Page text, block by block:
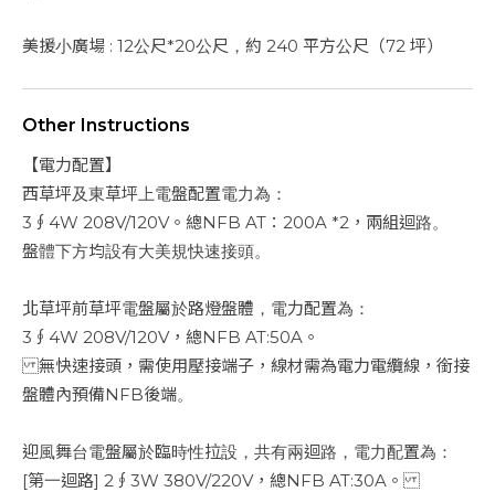
美援小廣場 : 12公尺*20公尺，約 240 平方公尺（72 坪）
Other Instructions
【電力配置】
西草坪及東草坪上電盤配置電力為：
3∮4W 208V/120V。總NFB AT：200A *2，兩組迴路。
盤體下方均設有大美規快速接頭。
北草坪前草坪電盤屬於路燈盤體，電力配置為：
3∮4W 208V/120V，總NFB AT:50A。
無快速接頭，需使用壓接端子，線材需為電力電纜線，銜接
盤體內預備NFB後端。
迎風舞台電盤屬於臨時性拉設，共有兩迴路，電力配置為：
[第一迴路] 2∮3W 380V/220V，總NFB AT:30A。